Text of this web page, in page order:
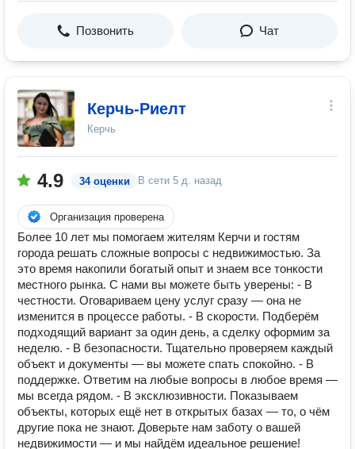
Позвонить Чат
Керчь-Риелт
Керчь
4.9 34 оценки В сети 5 д. назад
Организация проверена
Более 10 лет мы помогаем жителям Керчи и гостям
города решать сложные вопросы с недвижимостью. За
это время накопили богатый опыт и знаем все тонкости
местного рынка. С нами вы можете быть уверены: - В
честности. Оговариваем цену услуг сразу — она не
изменится в процессе работы. - В скорости. Подберём
подходящий вариант за один день, а сделку оформим за
неделю. - В безопасности. Тщательно проверяем каждый
объект и документы — вы можете спать спокойно. - В
поддержке. Ответим на любые вопросы в любое время —
мы всегда рядом. - В эксклюзивности. Показываем
объекты, которых ещё нет в открытых базах — то, о чём
другие пока не знают. Доверьте нам заботу о вашей
недвижимости — и мы найдём идеальное решение!